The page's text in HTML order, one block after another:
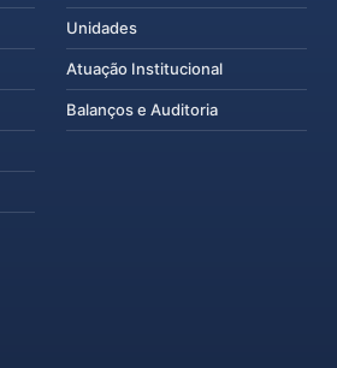
Unidades
Atuação Institucional
Balanços e Auditoria